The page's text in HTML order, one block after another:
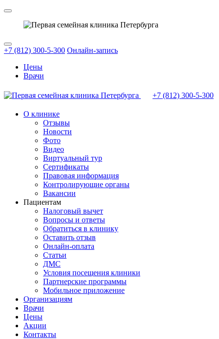
+7 (812) 300-5-300 Онлайн-запись
Цены
Врачи
+7 (812) 300-5-300
О клинике
Отзывы
Новости
Фото
Видео
Виртуальный тур
Сертификаты
Правовая информация
Контролирующие органы
Вакансии
Пациентам
Налоговый вычет
Вопросы и ответы
Обратиться в клинику
Оставить отзыв
Онлайн-оплата
Статьи
ДМС
Условия посещения клиники
Партнерские программы
Мобильное приложение
Организациям
Врачи
Цены
Акции
Контакты